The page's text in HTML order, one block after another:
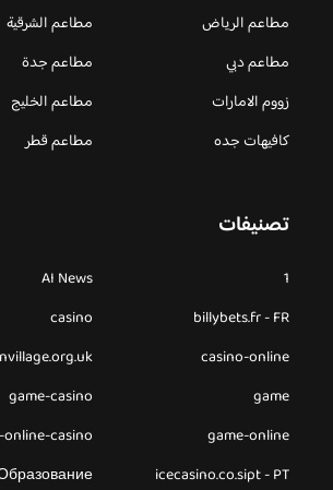
مطاعم الرياض
مطاعم الشرقية
مطاعم دبي
مطاعم جدة
زووم الامارات
مطاعم الخليج
كافيهات جده
مطاعم قطر
تصنيفات
1
AI News
billybets.fr - FR
casino
casino-online
game
game-casino
game-online
casino
icecasino.co.sipt - PT